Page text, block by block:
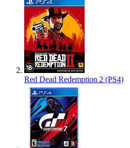
Red Dead Redemption 2 (PS4)